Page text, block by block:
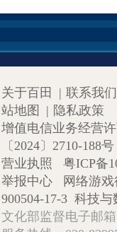
关于百田 | 联系我们
站地图
| 隐私政策
增值电信业务经营
〔2024〕2710-188号
营业执照
粤ICP备
举报中心
网络游
900504-17-3 科技与
文化部监督电子邮